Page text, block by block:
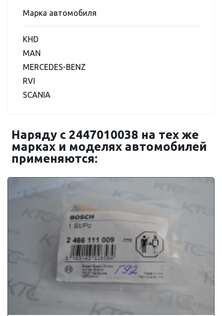
Марка автомобиля
KHD
MAN
MERCEDES-BENZ
RVI
SCANIA
Наряду с 2447010038 на тех же
марках и моделях автомобилей
применяются: